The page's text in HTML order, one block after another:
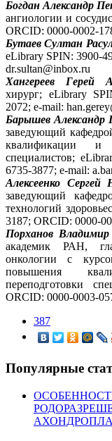
Богдан Александр
ангиологии и
ORCID: 0000-0002-
Бутаев Султан
eLibrary SPIN: 3900-
dr.sultan@inbox.ru
Хангереев Герей
хирург; eLibrary
2072; e-mail:
Барышев Александр
заведующий
квалификации и
специалистов;
6735-3877; e-mail:
Алексеенко Сергей
заведующий
технологий
3187; ORCID: 0000-
Порханов Владимир
академик РАН,
онкологии с
повышения
переподготовки
ORCID: 0000-0003-
387
Популярные